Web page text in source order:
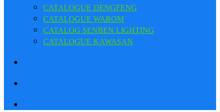
CATALOGUE DENGFENG
CATALOGUE WAROM
CATALOG SENBEN LIGHTING
CATALOGUE KAWASAN